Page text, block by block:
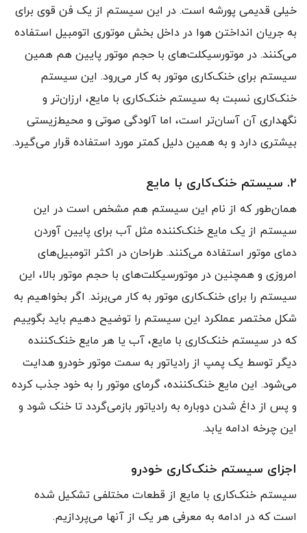
خیلی قدیمی پورشه است. در این سیستم از یک فن قوی برای
به جریان انداختن هوا در داخل بخش موتوری اتومبیل استفاده
می‌کنند. در موتورسیکلت‌های با حجم موتور پایین هم همین
سیستم برای خنک‌کاری موتور به کار می‌رود. این سیستم
خنک‌کاری نسبت به سیستم خنک‌کاری با مایع، ارزان‌تر و
نگهداری آن آسان‌تر است، اما آلودگی صوتی و محیط‌زیستی
بیشتری دارد و به همین دلیل کمتر مورد استفاده قرار می‌گیرد.
۲. سیستم خنک‌کاری با مایع
همان‌طور که از نام این سیستم هم مشخص است در این
سیستم از یک مایع خنک‌کننده مثل آب برای پایین آوردن
دمای موتور استفاده می‌کنند. طراحان در اکثر اتومبیل‌های
امروزی و همچنین در موتورسیکلت‌های با حجم موتور بالا، این
سیستم را برای خنک‌کاری موتور به کار می‌برند. اگر بخواهیم به
شکل مختصر عملکرد این سیستم را توضیح دهیم باید بگوییم
که در سیستم خنک‌کاری با مایع، آب یا هر مایع خنک‌کننده
دیگر توسط یک پمپ از رادیاتور به سمت موتور خودرو هدایت
می‌شود. این مایع خنک‌کننده، گرمای موتور را به خود جذب کرده
و پس از داغ شدن دوباره به رادیاتور بازمی‌گردد تا خنک شود و
این چرخه ادامه یابد.
اجزای سیستم خنک‌کاری خودرو
سیستم خنک‌کاری با مایع از قطعات مختلفی تشکیل شده
است که در ادامه به معرفی هر یک از آنها می‌پردازیم.